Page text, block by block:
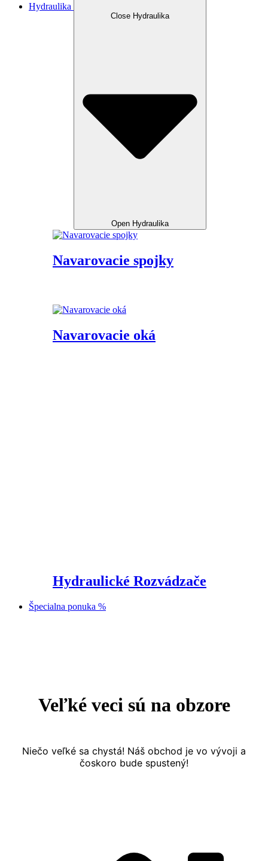
Hydraulika
Close Hydraulika
Open Hydraulika
Navarovacie spojky
Navarovacie oká
Hydraulické Rozvádzače
Špecialna ponuka %
Veľké veci sú na obzore
Niečo veľké sa chystá! Náš obchod je vo vývoji a
čoskoro bude spustený!